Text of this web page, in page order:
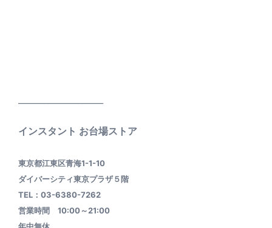
インスタント お台場ストア
東京都江東区青海1-1-10
ダイバーシティ東京プラザ５階
TEL：03-6380-7262
営業時間 10:00～21:00